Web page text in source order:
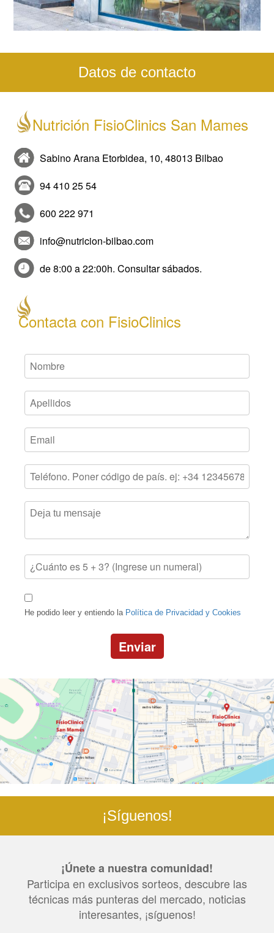
Datos de contacto
Nutrición FisioClinics San Mames
Sabino Arana Etorbidea, 10, 48013 Bilbao
94 410 25 54
600 222 971
info@nutricion-bilbao.com
de 8:00 a 22:00h. Consultar sábados.
Contacta con FisioClinics
He podido leer y entiendo la Política de Privacidad y Cookies
Enviar
¡Síguenos!
¡Únete a nuestra comunidad!
Participa en exclusivos sorteos, descubre las
técnicas más punteras del mercado, noticias
interesantes, ¡síguenos!